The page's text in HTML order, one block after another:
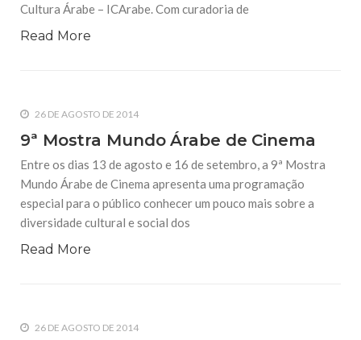
Cultura Árabe – ICArabe. Com curadoria de
Read More
26 DE AGOSTO DE 2014
9ª Mostra Mundo Árabe de Cinema
Entre os dias 13 de agosto e 16 de setembro, a 9ª Mostra
Mundo Árabe de Cinema apresenta uma programação
especial para o público conhecer um pouco mais sobre a
diversidade cultural e social dos
Read More
26 DE AGOSTO DE 2014